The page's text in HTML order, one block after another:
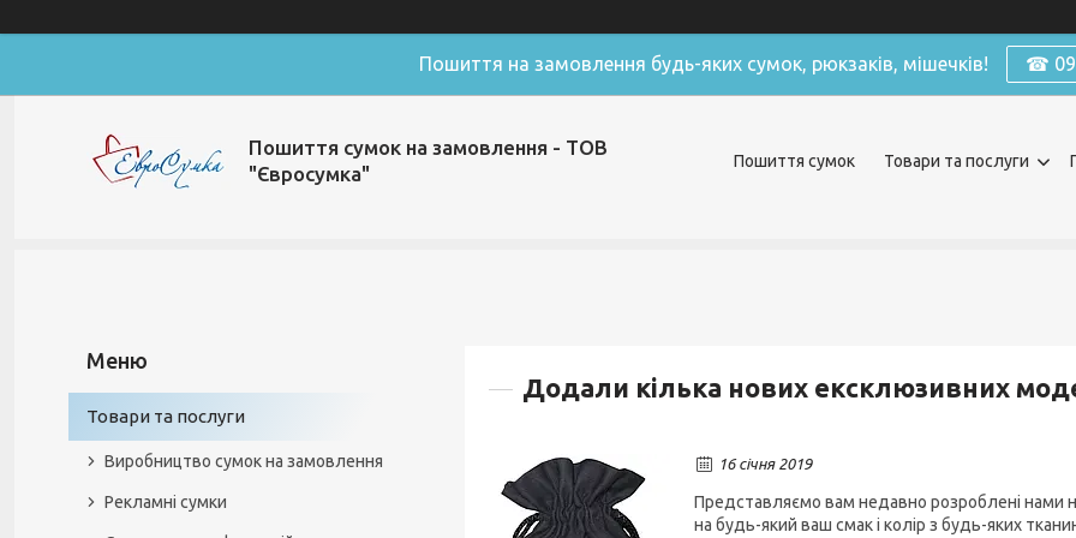
Пошиття на замовлення будь-яких сумок, рюкзаків, мішечків! ☎
Пошиття сумок на замовлення - ТОВ
"Євросумка"
Пошиття сумок Товари та послуги
Додали кілька нових ексклюзивних
16 січня 2019
Представляємо вам недавно розроблені нами
на будь-який ваш смак і колір з будь-яких
Товари та послуги
Виробництво сумок на замовлення
Рекламні сумки